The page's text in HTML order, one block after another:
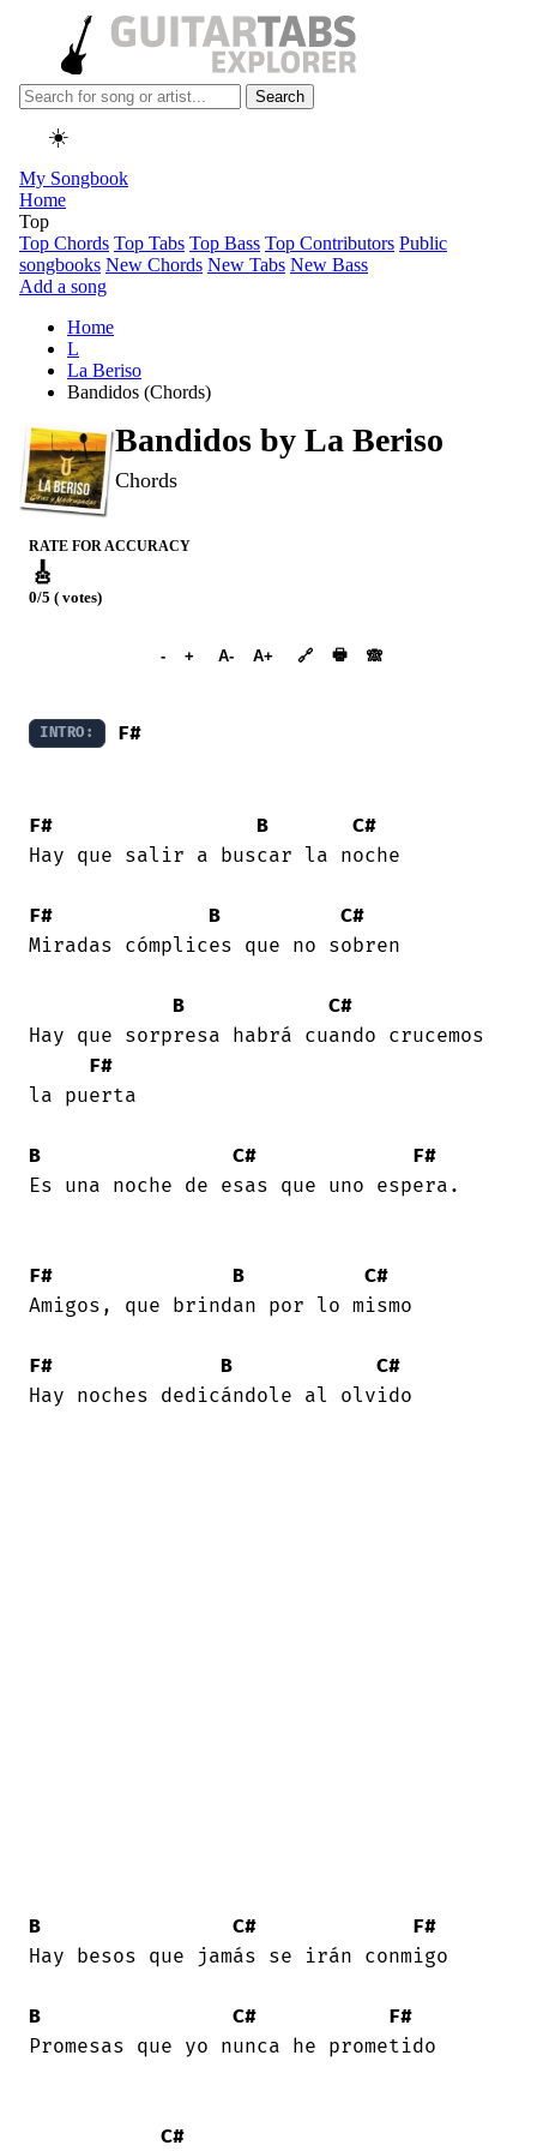
Search
☀️
My Songbook
Home
Top
Top Chords Top Tabs Top Bass Top Contributors Public
songbooks New Chords New Tabs New Bass
Add a song
Home
L
La Beriso
Bandidos (Chords)
Bandidos by La Beriso
Chords
RATE FOR ACCURACY
🎸
0/5 ( votes)
- + A- A+ 🔗 🖶 🙈︎
INTRO: F#
F# B
C#
Hay que salir a buscar la noche
F# B
C#
Miradas cómplices que no sobren
B
C#
Hay que sorpresa habrá cuando crucemos
F#
la puerta
B C#
F#
Es una noche de esas que uno espera.
F# B
C#
Amigos, que brindan por lo mismo
F# B
C#
Hay noches dedicándole al olvido
B C#
F#
Hay besos que jamás se irán conmigo
B C#
F#
Promesas que yo nunca he prometido
C#